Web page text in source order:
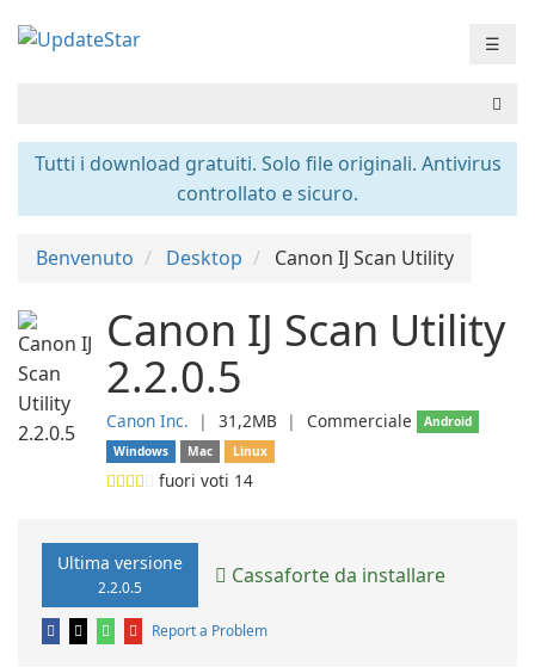
☰
Tutti i download gratuiti. Solo file originali. Antivirus
controllato e sicuro.
Benvenuto Desktop Canon IJ Scan Utility
Canon IJ Scan Utility
2.2.0.5
Canon Inc. ❘ 31,2MB ❘ Commerciale
Android
Windows
Mac Linux
fuori voti 14
Ultima versione
2.2.0.5 Cassaforte da installare
Report a Problem